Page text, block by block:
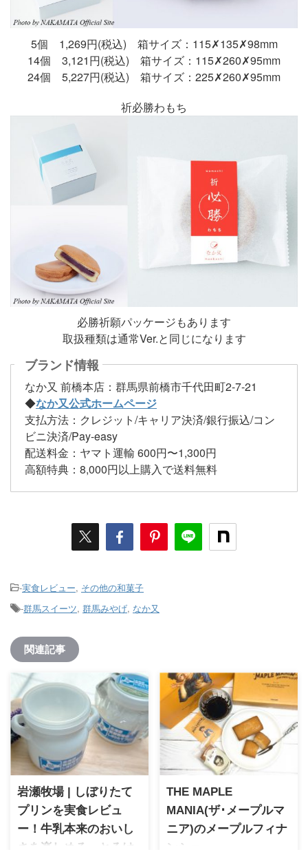
5個 1,269円(税込) 箱サイズ：115✗135✗98mm
14個 3,121円(税込) 箱サイズ：115✗260✗95mm
24個 5,227円(税込) 箱サイズ：225✗260✗95mm
祈必勝わもち
必勝祈願パッケージもあります
取扱種類は通常Ver.と同じになります
ブランド情報
なか又 前橋本店：群馬県前橋市千代田町2-7-21
◆なか又公式ホームページ
支払方法：クレジット/キャリア決済/銀行振込/コン
ビニ決済/Pay-easy
配送料金：ヤマト運輸 600円〜1,300円
高額特典：8,000円以上購入で送料無料
-実食レビュー, その他の和菓子
-群馬スイーツ, 群馬みやげ, なか又
関連記事
岩瀬牧場 | しぼりたて
プリンを実食レビュ
ー！牛乳本来のおいし
さを楽しめる、とろけ
THE MAPLE
MANIA(ザ･メープルマ
ニア)のメープルフィナ
ンシェ